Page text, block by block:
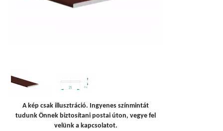
A kép csak illusztráció. Ingyenes színmintát
tudunk Önnek biztosítani postai úton, vegye fel
velünk a kapcsolatot.